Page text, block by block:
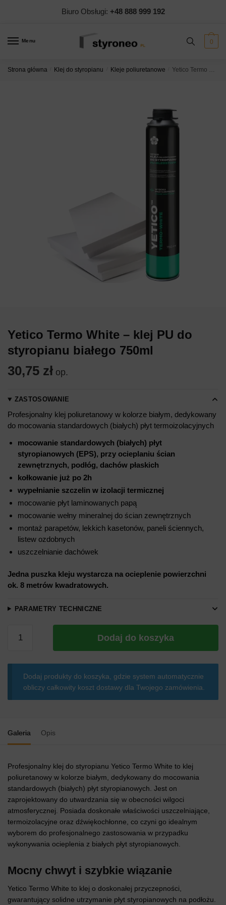
Biuro Obsługi: +48 888 999 192
Menu 0
Strona główna Klej do styropianu Kleje poliuretanowe Yetico Termo White – klej PU do styropianu białego 750ml
Yetico Termo White – klej PU do
styropianu białego 750ml
30,75 zł op.
ZASTOSOWANIE
Profesjonalny klej poliuretanowy w kolorze białym, dedykowany
do mocowania standardowych (białych) płyt termoizolacyjnych
mocowanie standardowych (białych) płyt
styropianowych (EPS), przy ocieplaniu ścian
zewnętrznych, podłóg, dachów płaskich
kołkowanie już po 2h
wypełnianie szczelin w izolacji termicznej
mocowanie płyt laminowanych papą
mocowanie wełny mineralnej do ścian zewnętrznych
montaż parapetów, lekkich kasetonów, paneli ściennych,
listew ozdobnych
uszczelnianie dachówek
Jedna puszka kleju wystarcza na ocieplenie powierzchni
ok. 8 metrów kwadratowych.
PARAMETRY TECHNICZNE
Yetico
White
PU
Dodaj do koszyka
Dodaj produkty do koszyka, gdzie system automatycznie
obliczy całkowity koszt dostawy dla Twojego zamówienia.
Galeria Opis
Profesjonalny klej do styropianu Yetico Termo White to klej
poliuretanowy w kolorze białym, dedykowany do mocowania
standardowych (białych) płyt styropianowych. Jest on
zaprojektowany do utwardzania się w obecności wilgoci
atmosferycznej. Posiada doskonałe właściwości uszczelniające,
termoizolacyjne oraz dźwiękochłonne, co czyni go idealnym
wyborem do profesjonalnego zastosowania w przypadku
wykonywania ocieplenia z białych płyt styropianowych.
Mocny chwyt i szybkie wiązanie
Yetico Termo White to klej o doskonałej przyczepności,
gwarantujący solidne utrzymanie płyt styropianowych na podłożu.